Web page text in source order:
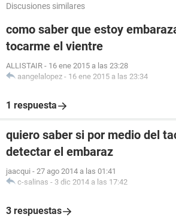
Discusiones similares
como saber que estoy
tocarme el vientre
ALLISTAIR - 16 ene 2015 a las 23:28
aangelalopez - 16 ene 2015 a las 23:34
1 respuesta
quiero saber si por medio del
detectar el embaraz
jaacqui - 27 ago 2014 a las 01:41
c-salinas - 3 dic 2014 a las 17:42
3 respuestas